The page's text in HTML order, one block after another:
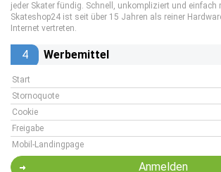
jeder Skater fündig. Schnell, unkompliziert und einfach
Skateshop24 ist seit über 15 Jahren als reiner
Internet vertreten.
4 Werbemittel
Start
Stornoquote
Cookie
Freigabe
Mobil-Landingpage
Anmelden